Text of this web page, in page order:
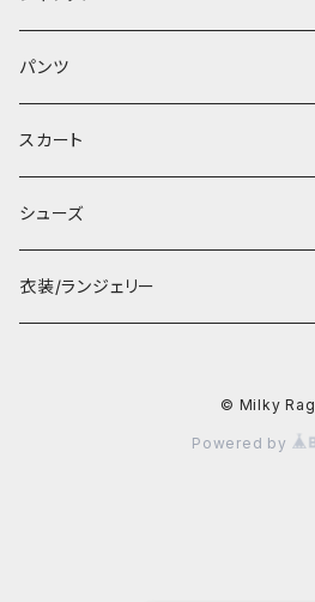
パンツ
スカート
シューズ
衣装/ランジェリー
© Milky Rag
Powered by